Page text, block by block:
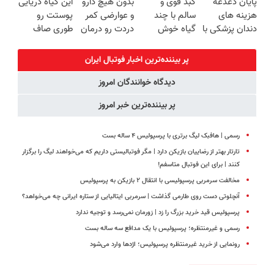
🔥 پرداخت
درب منزل
روزه ساخت!
هزینه های
دندان پزشکی با
سالم با چند
گیاه خوش
و عوارضی کمر
دردت رو درمان
(پرسش‌نامه)
پوستت رو
طوری صاف
شدی🔥
پر بیننده‌ترین اخبار فوتبال ايران
دیدگاه خوانندگان امروز
پر بیننده‌ترین خبر امروز
رسمی | هافبک لیگ برتری با پرسپولیس ۴ ساله بست
تارتار بهتر از رضاییان بازیکن دارد | مگر فوتبالیستی داریم که می‌خواهند لیگ را برگزار
کنند | برای این فوتبال متاسفم!
مخالفت سرمربی پرسپولیسی با انتقال ۲ بازیکن به پرسپولیس
آنچلوتی دست روی طارمی گذاشت | سرمربی ایتالیایی از ستاره ایرانی چه می‌خواهد؟
پرسپولیس قید خرید بزرگ را زد | زورمان نمی‌رسد و توجیه ندارد
رسمی و غیرمنتظره؛ پرسپولیس با یک مدافع سه ساله بست
رونمایی از خرید غیرمنتظره پرسپولیس؛ اژدها وارد می‌شود